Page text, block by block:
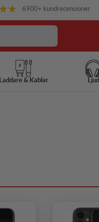
6900+ kundrecensioner
Laddare & Kablar Ljud